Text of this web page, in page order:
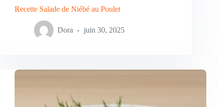
Recette Salade de Niébé au Poulet
Dora juin 30, 2025